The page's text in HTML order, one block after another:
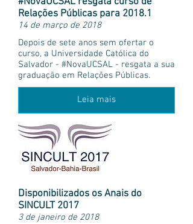
Relações Públicas para 2018.1
14 de março de 2018
Depois de sete anos sem ofertar o
curso, a Universidade Católica do
Salvador - #NovaUCSAL - resgata a sua
graduação em Relações Públicas.
Leia mais
Disponibilizados os Anais do
SINCULT 2017
3 de janeiro de 2018